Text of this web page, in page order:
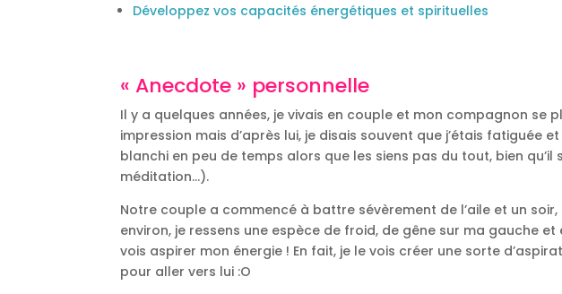
Développez vos capacités énergétiques et spirituelles
« Anecdote » personnelle
Il y a quelques années, je vivais en couple et mon compagnon se
impression mais d’après lui, je disais souvent que j’étais fatiguée
blanchi en peu de temps alors que les siens pas du tout, bien
méditation…).
Notre couple a commencé à battre sévèrement de l’aile et un
environ, je ressens une espèce de froid, de gêne sur ma gauche
vois aspirer mon énergie ! En fait, je le vois créer une sorte
pour aller vers lui :O